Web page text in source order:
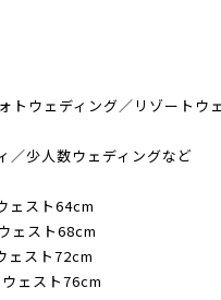
トウェディング／リゾートウ
／少人数ウェディングなど
ェスト64cm
ェスト68cm
ェスト72cm
ェスト76cm